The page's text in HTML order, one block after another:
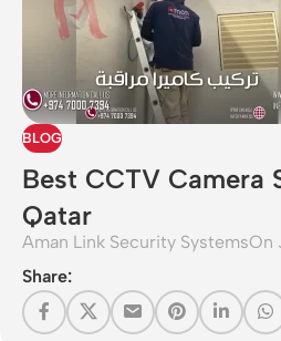
BLOG
Best CCTV Camera
Qatar
Aman Link Security SystemsOn
Share: